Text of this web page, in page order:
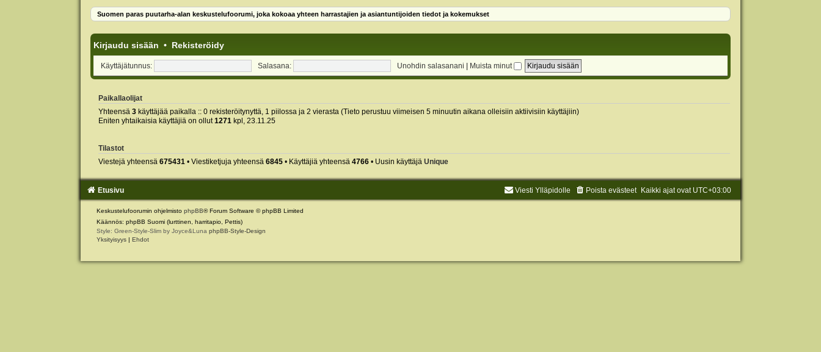
Suomen paras puutarha-alan keskustelufoorumi, joka kokoaa yhteen harrastajien ja asiantuntijoiden tiedot ja kokemukset
Kirjaudu sisään • Rekisteröidy
Käyttäjätunnus: Salasana: Unohdin salasanani | Muista minut
Paikallaolijat
Yhteensä 3käyttäjää paikalla :: 0 rekisteröitynyttä, 1 piilossa ja 2 vierasta (Tieto perustuu viimeisen 5 minuutin aikana olleisiin aktiivisiin käyttäjiin)
Eniten yhtaikaisia käyttäjiä on ollut1271kpl, 23.11.25
Tilastot
Viestejä yhteensä 675431 • Viestiketjuja yhteensä 6845• Käyttäjiä yhteensä 4766• Uusin käyttäjä Unique
Etusivu Kaikki ajat ovat UTC+03:00
Poista evästeet
Viesti Ylläpidolle
Keskustelufoorumin ohjelmisto phpBB® Forum Software © phpBB Limited
Käännös: phpBB Suomi (lurttinen, harritapio, Pettis)
Style: Green-Style-Slim by Joyce&Luna phpBB-Style-Design
Yksityisyys | Ehdot